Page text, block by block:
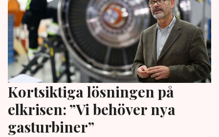
Kortsiktiga lösningen på
elkrisen: ”Vi behöver nya
gasturbiner”